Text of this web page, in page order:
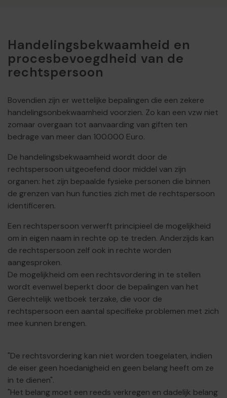
Handelingsbekwaamheid en
procesbevoegdheid van de
rechtspersoon
Bovendien zijn er wettelijke bepalingen die een zekere
handelingsonbekwaamheid voorzien. Zo kan een vzw niet
zomaar overgaan tot aanvaarding van giften ten
bedrage van meer dan 100.000 Euro.
De handelingsbekwaamheid wordt door de
rechtspersoon uitgeoefend door middel van zijn
organen: het zijn bepaalde fysieke personen die binnen
de grenzen van hun functies zich met de rechtspersoon
identificeren.
Een rechtspersoon verwerft principieel de mogelijkheid
om in eigen naam in rechte op te treden. Anderzijds kan
de rechtspersoon zelf ook in rechte worden
aangesproken.
De mogelijkheid om een rechtsvordering in te stellen
wordt evenwel beperkt door de bepalingen van het
Gerechtelijk wetboek terzake, die voor de
rechtspersoon een aantal specifieke problemen met zich
mee kunnen brengen.
"De rechtsvordering kan niet worden toegelaten, indien
de eiser geen hoedanigheid en geen belang heeft om ze
in te dienen".
"Het belang moet een reeds verkregen en dadelijk belang